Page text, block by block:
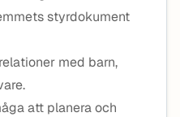
styrdokument
med barn,
att planera och